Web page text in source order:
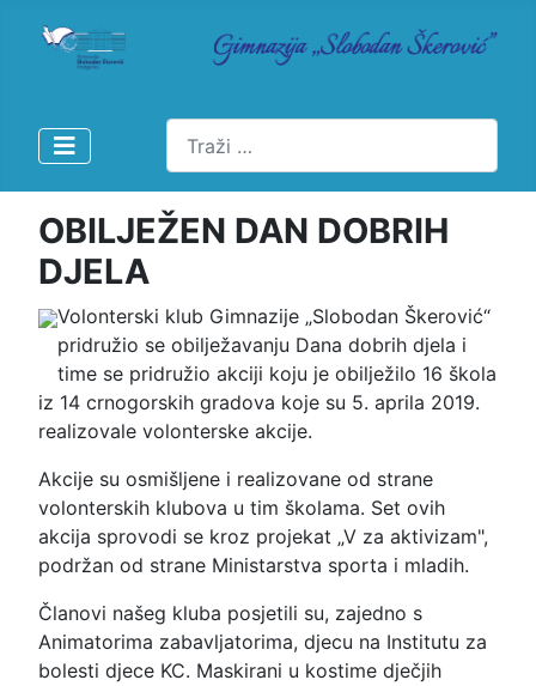
Pretraži
OBILJEŽEN DAN DOBRIH
DJELA
Volonterski klub Gimnazije „Slobodan Škerović“
pridružio se obilježavanju Dana dobrih djela i
time se pridružio akciji koju je obilježilo 16 škola
iz 14 crnogorskih gradova koje su 5. aprila 2019.
realizovale volonterske akcije.
Akcije su osmišljene i realizovane od strane
volonterskih klubova u tim školama. Set ovih
akcija sprovodi se kroz projekat „V za aktivizam",
podržan od strane Ministarstva sporta i mladih.
Članovi našeg kluba posjetili su, zajedno s
Animatorima zabavljatorima, djecu na Institutu za
bolesti djece KC. Maskirani u kostime dječjih